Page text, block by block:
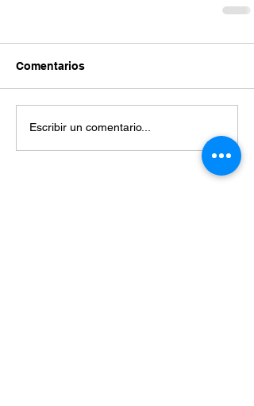
Comentarios
Escribir un comentario...